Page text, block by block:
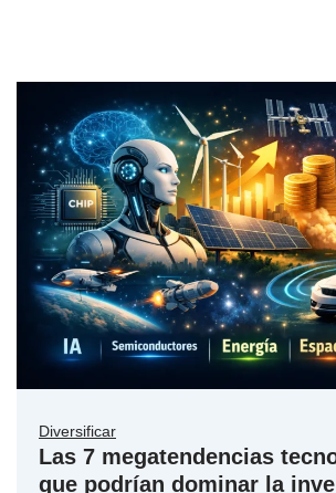
Diversificar
Las 7 megatendencias
que podrían dominar la